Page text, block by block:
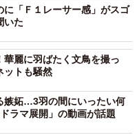
「Ｆ１レーサー感」がスゴ
いた
華麗に羽ばたく文鳥を撮っ
トも騒然
嫉妬…3羽の間にいったい何
ラマ展開」の動画が話題